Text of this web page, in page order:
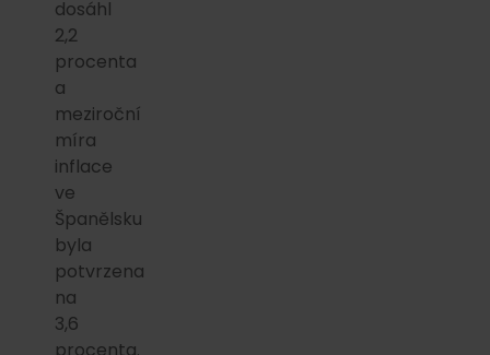
dosáhl
2,2
procenta
a
meziroční
míra
inflace
ve
Španělsku
byla
potvrzena
na
3,6